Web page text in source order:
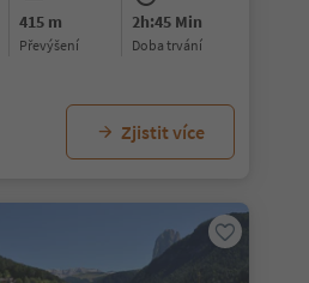
415 m
Převýšení
2h:45 Min
doba trvání
Zjistit více